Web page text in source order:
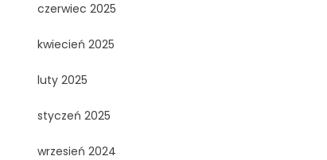
czerwiec 2025
kwiecień 2025
luty 2025
styczeń 2025
wrzesień 2024